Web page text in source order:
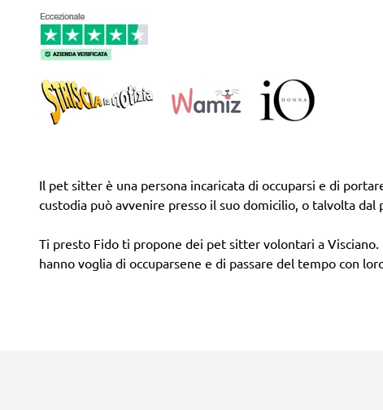
Il pet sitter è una persona incaricata di occuparsi e di
custodia può avvenire presso il suo domicilio, o talvolta dal
Ti presto Fido ti propone dei pet sitter volontari a
hanno voglia di occuparsene e di passare del tempo con